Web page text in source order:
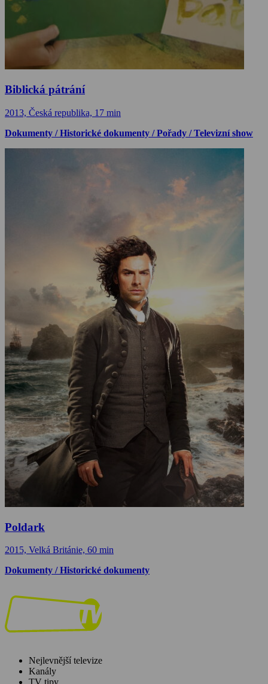
Biblická pátrání
2013, Česká republika, 17 min
Dokumenty / Historické dokumenty / Pořady / Televizní show
Poldark
2015, Velká Británie, 60 min
Dokumenty / Historické dokumenty
Nejlevnější televize
Kanály